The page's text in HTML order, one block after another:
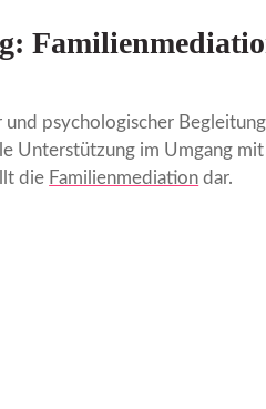
und psychologischer
Unterstützung im Umgang
die Familienmediation dar.